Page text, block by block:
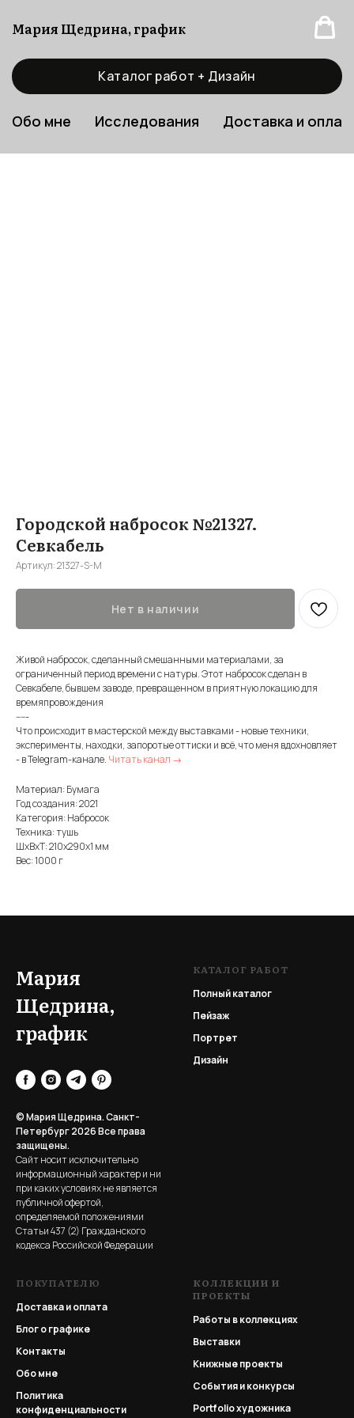
Мария Щедрина, график
Каталог работ + Дизайн
Обо мне Исследования Доставка и
Городской набросок №21327.
Севкабель
Артикул:21327-S-M
Нет в наличии
Живой набросок, сделанный смешанными материалами, за
ограниченный период времени с натуры. Этот набросок сделан в
Севкабеле, бывшем заводе, превращенном в приятную локацию для
времяпровождения
-----
Что происходит в мастерской между выставками - новые техники,
эксперименты, находки, запоротые оттиски и всё, что меня вдохновляет
- в Telegram-канале. Читать канал →
Материал: Бумага
Год создания: 2021
Категория: Набросок
Техника: тушь
ШxВxТ: 210x290x1 мм
Вес: 1000 г
Мария
Щедрина,
график
© Мария Щедрина. Санкт-
Петербург 2026Все права
защищены.
Сайт носит исключительно
информационный характер и ни
при каких условиях не является
публичной офертой,
определяемой положениями
Статьи 437 (2) Гражданского
кодекса Российской Федерации
КАТАЛОГ РАБОТ
Полный каталог
Пейзаж
Портрет
Дизайн
ПОКУПАТЕЛЮ
Доставка и оплата
Блог о графике
Контакты
Обо мне
Политика
конфиденциальности
КОЛЛЕКЦИИ И
ПРОЕКТЫ
Работы в коллекциях
Выставки
Книжные проекты
События и конкурсы
Portfolioхудожника